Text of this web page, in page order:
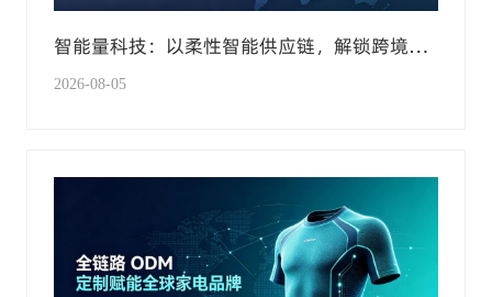
智能量科技：以柔性智能供应链，解锁跨境母
婴大健康新赛道
2026-08-05